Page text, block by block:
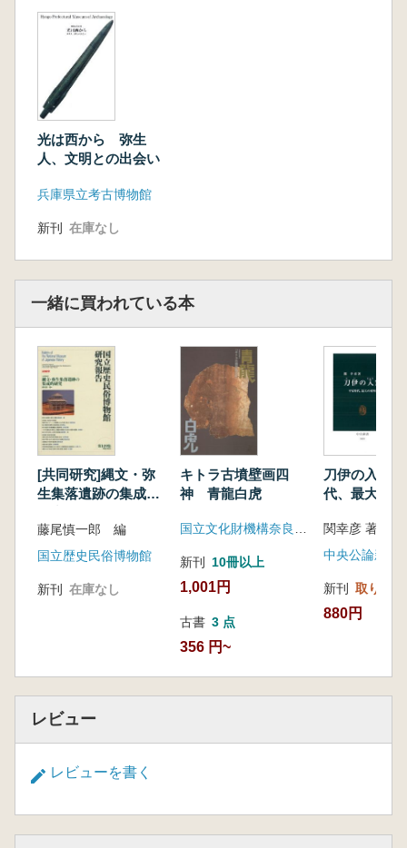
光は西から 弥生
人、文明との出会い
兵庫県立考古博物館
新刊 在庫なし
一緒に買われている本
[共同研究]縄文・弥
生集落遺跡の集成的
藤尾慎一郎 編
国立歴史民俗博物館
新刊 在庫なし
キトラ古墳壁画四
神 青龍白虎
国立文化財機構奈良文化財研究所飛鳥資料館
新刊 10冊以上
1,001円
古書 3 点
356 円~
刀伊の入寇
代、最大の
関幸彦 著
中央公論新社
新刊 取り寄せ
880円
レビュー
レビューを書く